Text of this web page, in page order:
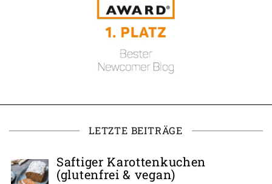
LETZTE BEITRÄGE
Saftiger Karottenkuchen
(glutenfrei & vegan)